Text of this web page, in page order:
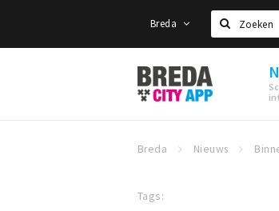
Breda
Zoeken
Stappen
&
Shoppen
Breda Nieuws
Tags: